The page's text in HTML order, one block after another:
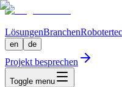
LösungenBranchen
en de
Projekt besprechen
Toggle menu